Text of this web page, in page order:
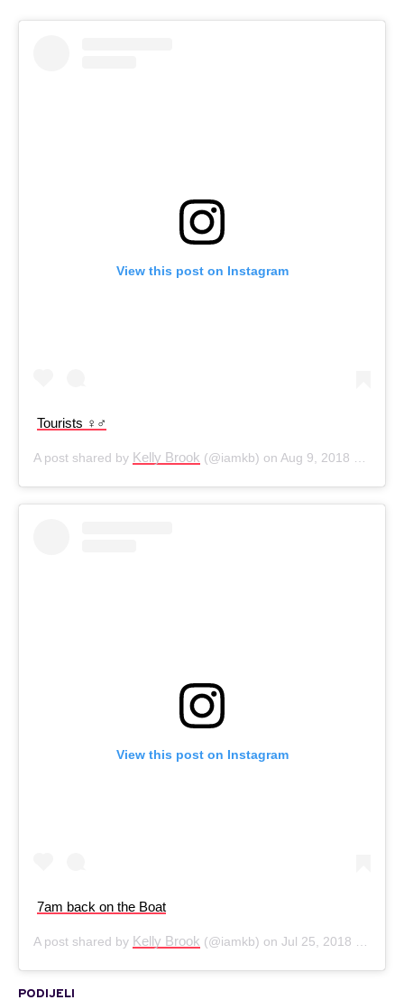
View this post on Instagram
Tourists ‍♀️‍♂️
A post shared by Kelly Brook (@iamkb) on Aug 9, 2018 at 8:46am PDT
View this post on Instagram
7am back on the Boat
A post shared by Kelly Brook (@iamkb) on Jul 25, 2018 at 11:36pm PDT
PODIJELI